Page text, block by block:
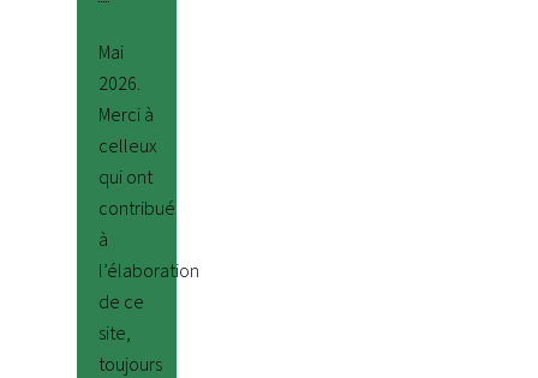
Mai
2026.
Merci à
celleux
qui ont
contribué
à
l’élaboration
de ce
site,
toujours